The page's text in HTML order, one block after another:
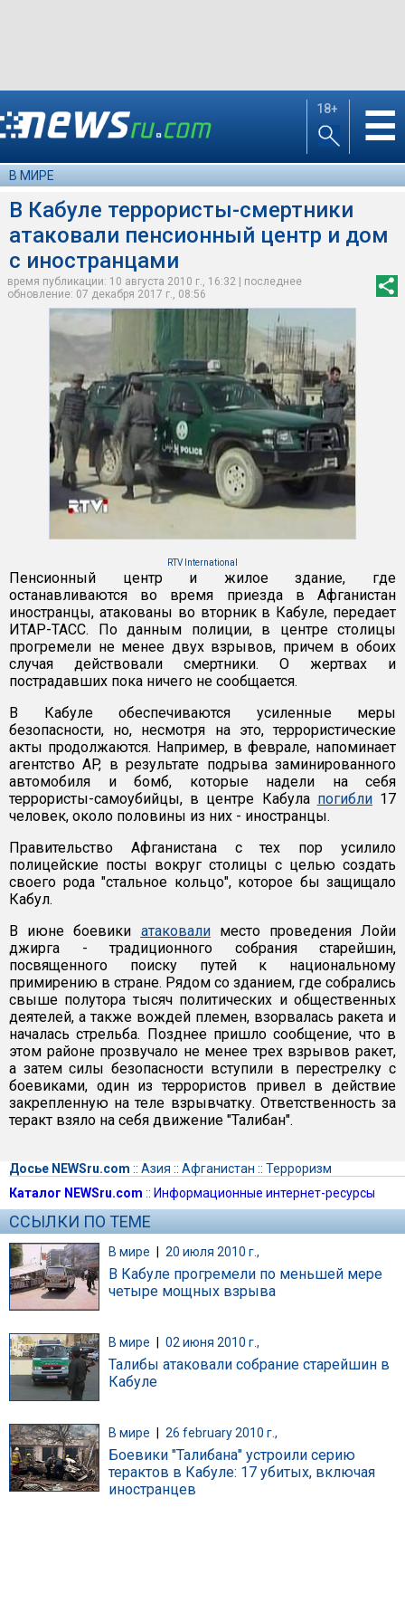
18+ ☰
В МИРЕ
В Кабуле террористы-смертники
атаковали пенсионный центр и дом
с иностранцами
время публикации: 10 августа 2010 г., 16:32 | последнее
обновление: 07 декабря 2017 г., 08:56
RTV International
Пенсионный центр и жилое здание, где
останавливаются во время приезда в Афганистан
иностранцы, атакованы во вторник в Кабуле, передает
ИТАР-ТАСС. По данным полиции, в центре столицы
прогремели не менее двух взрывов, причем в обоих
случая действовали смертники. О жертвах и
пострадавших пока ничего не сообщается.
В Кабуле обеспечиваются усиленные меры
безопасности, но, несмотря на это, террористические
акты продолжаются. Например, в феврале, напоминает
агентство AP, в результате подрыва заминированного
автомобиля и бомб, которые надели на себя
террористы-самоубийцы, в центре Кабула погибли17
человек, около половины из них - иностранцы.
Правительство Афганистана с тех пор усилило
полицейские посты вокруг столицы с целью создать
своего рода "стальное кольцо", которое бы защищало
Кабул.
В июне боевики атаковалиместо проведения Лойи
джирга - традиционного собрания старейшин,
посвященного поиску путей к национальному
примирению в стране. Рядом со зданием, где собрались
свыше полутора тысяч политических и общественных
деятелей, а также вождей племен, взорвалась ракета и
началась стрельба. Позднее пришло сообщение, что в
этом районе прозвучало не менее трех взрывов ракет,
а затем силы безопасности вступили в перестрелку с
боевиками, один из террористов привел в действие
закрепленную на теле взрывчатку. Ответственность за
теракт взяло на себя движение "Талибан".
Досье NEWSru.com :: Азия :: Афганистан :: Терроризм
Каталог NEWSru.com :: Информационные интернет-ресурсы
ССЫЛКИ ПО ТЕМЕ
В мире | 20 июля 2010 г.,
В Кабуле прогремели по меньшей мере
четыре мощных взрыва
В мире 02 июня 2010 г.,
Талибы атаковали собрание старейшин в
Кабуле
В мире 26 february 2010 г.,
Боевики "Талибана" устроили серию
терактов в Кабуле: 17 убитых, включая
иностранцев